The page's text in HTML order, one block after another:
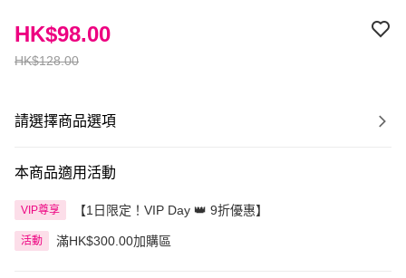
HK$128.00
HK$98.00
請選擇商品選項
本商品適用活動
VIP尊享 【1日限定！VIP Day 👑 9折優惠】
活動 滿HK$300.00加購區